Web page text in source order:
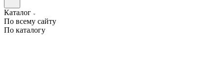
Каталог
По всему сайту
По каталогу